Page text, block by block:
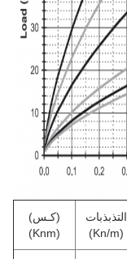
التذبذبات
(كـس)